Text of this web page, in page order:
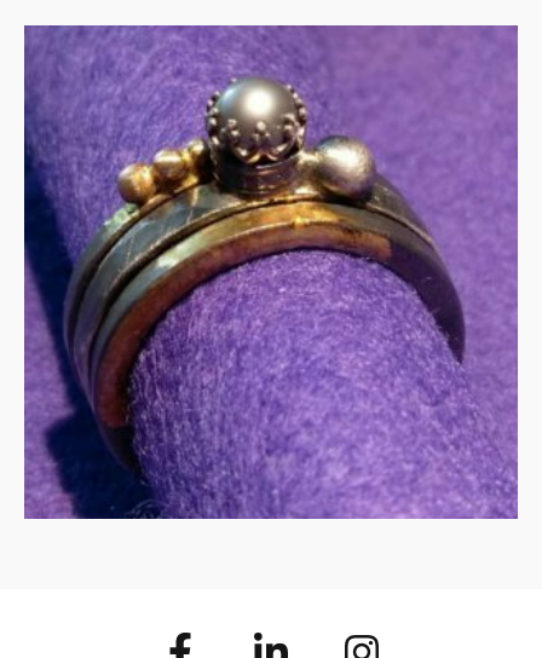
Stapelringen in zilver met
gouden accenten
€275.00
IN WINKELMAND